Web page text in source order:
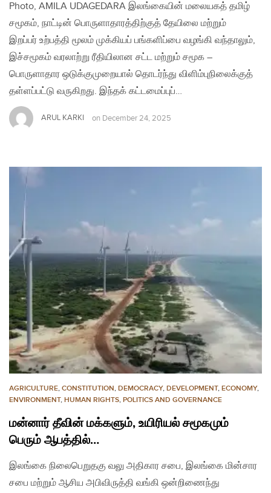
Photo, AMILA UDAGEDARA இலங்கையின் மலையகத் தமிழ்
சமூகம், நாட்டின் பொருளாதாரத்திற்குத் தேயிலை மற்றும்
இறப்பர் உற்பத்தி மூலம் முக்கியப் பங்களிப்பை வழங்கி வந்தாலும்,
இச்சமூகம் வரலாற்று ரீதியிலான சட்ட மற்றும் சமூக –
பொருளாதார ஒடுக்குமுறையால் தொடர்ந்து விளிம்புநிலைக்குத்
தள்ளப்பட்டு வருகிறது. இந்தக் கட்டமைப்புப்…
ARUL KARKI on December 24, 2025
AGRICULTURE, CONSTITUTION, DEMOCRACY, DEVELOPMENT, ECONOMY,
ENVIRONMENT, HUMAN RIGHTS, POLITICS AND GOVERNANCE
மன்னார் தீவின் மக்களும், உயிரியல் சமூகமும்
பெரும் ஆபத்தில்…
இலங்கை நிலைபெறுதகு வலு அதிகார சபை, இலங்கை மின்சார
சபை மற்றும் ஆசிய அபிவிருத்தி வங்கி ஒன்றிணைந்து